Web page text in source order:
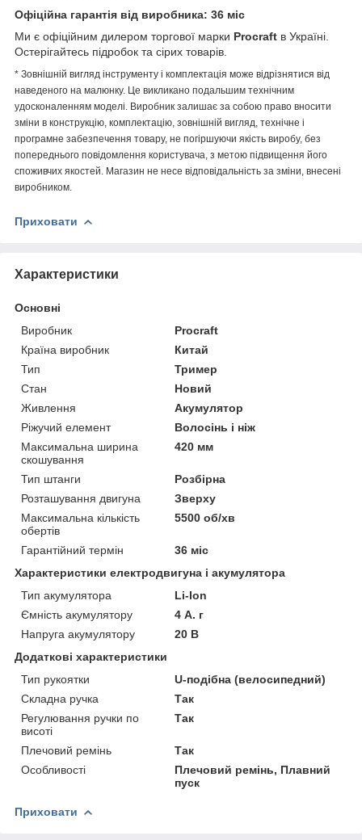
Офіційна гарантія від виробника: 36 міс
Ми є офіційним дилером торгової марки Procraft в Україні.
Остерігайтесь підробок та сірих товарів.
* Зовнішній вигляд інструменту і комплектація може відрізнятися від
наведеного на малюнку. Це викликано подальшим технічним
удосконаленням моделі. Виробник залишає за собою право вносити
зміни в конструкцію, комплектацію, зовнішній вигляд, технічне і
програмне забезпечення товару, не погіршуючи якість виробу, без
попереднього повідомлення користувача, з метою підвищення його
споживчих якостей. Магазин не несе відповідальність за зміни, внесені
виробником.
Приховати
Характеристики
Основні
Виробник
Procraft
Країна виробник
Китай
Тип
Тример
Стан
Новий
Живлення
Акумулятор
Ріжучий елемент
Волосінь і ніж
Максимальна ширина
скошування
420 мм
Тип штанги
Розбірна
Розташування двигуна
Зверху
Максимальна кількість
обертів
5500 об/хв
Гарантійний термін
36 міс
Характеристики електродвигуна і акумулятора
Тип акумулятора
Li-Ion
Ємність акумулятору
4 А. г
Напруга акумулятору
20 В
Додаткові характеристики
Тип рукоятки
U-подібна (велосипедний)
Складна ручка
Так
Регулювання ручки по
висоті
Так
Плечовий ремінь
Так
Особливості
Плечовий ремінь, Плавний
пуск
Приховати